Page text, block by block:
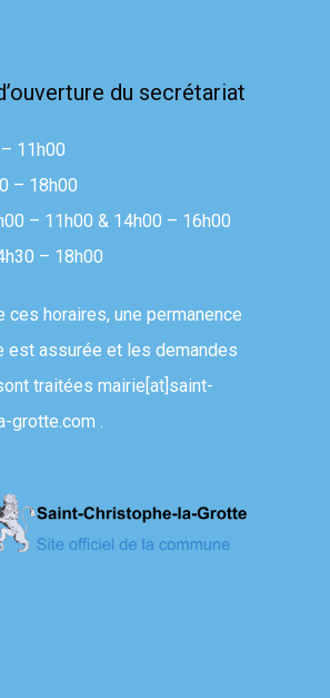
du secrétariat
11h00
– 18h00
– 11h00 & 14h00 – 16h00
– 18h00
ces horaires, une permanence
est assurée et les demandes
traitées mairie[at]saint-
grotte.com .